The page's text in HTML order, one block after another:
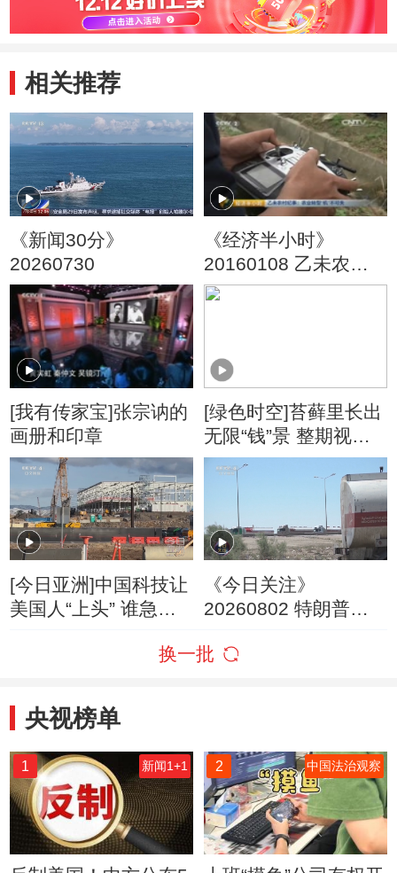
相关推荐
《新闻30分》
20260730
《经济半小时》
20160108 乙未农村
纪事：农业转型“机”不
[我有传家宝]张宗讷的
画册和印章
[绿色时空]苔藓里长出
无限“钱”景 整期视频
(20160110)
[今日亚洲]中国科技让
美国人“上头” 谁急
《今日关注》
20260802 特朗普叫
朗称摧毁美军F-35战
换一批
央视榜单
1 新闻1+1 2 中国法治观察